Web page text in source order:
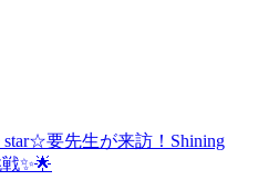
要先生が来訪！Shining
✨🌟